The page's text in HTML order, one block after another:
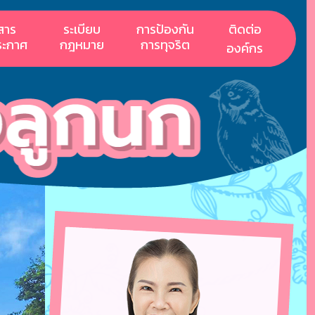
ร
ะกาศ
ระเบียบ
กฎหมาย
การป้องกัน
การทุจริต
ติดต่อ
องค์กร